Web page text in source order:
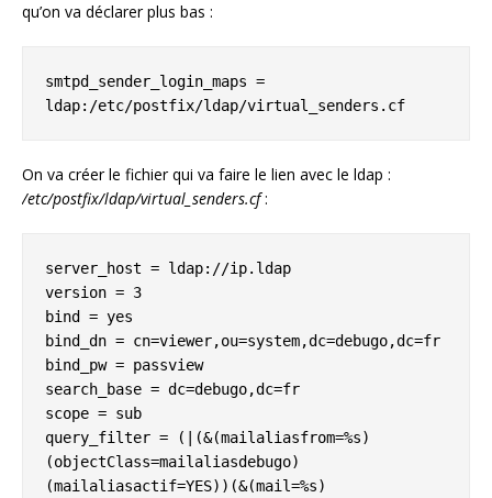
qu’on va déclarer plus bas :
smtpd_sender_login_maps =
ldap:/etc/postfix/ldap/virtual_senders.cf
On va créer le fichier qui va faire le lien avec le ldap :
/etc/postfix/ldap/virtual_senders.cf:
server_host = ldap://ip.ldap
version = 3
bind = yes
bind_dn = cn=viewer,ou=system,dc=debugo,dc=fr
bind_pw = passview
search_base = dc=debugo,dc=fr
scope = sub
query_filter = (|(&(mailaliasfrom=%s)
(objectClass=mailaliasdebugo)
(mailaliasactif=YES))(&(mail=%s)